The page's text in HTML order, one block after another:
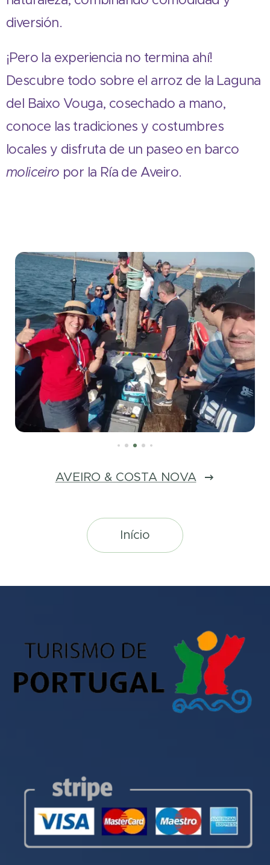
diversión.
¡Pero la experiencia no termina ahí!
Descubre todo sobre el arroz de la Laguna
del Baixo Vouga, cosechado a mano,
conoce las tradiciones y costumbres
locales y disfruta de un paseo en barco
moliceiro por la Ría de Aveiro.
AVEIRO & COSTA NOVA
Início